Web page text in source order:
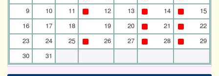
9
10 11 12 13 14
15
16
17 18 19 20 21
22
23
24 25 26 27 28
29
30
31